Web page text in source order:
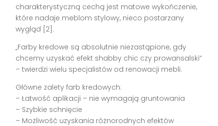
charakterystyczną cechą jest matowe wykończenie,
które nadaje meblom stylowy, nieco postarzany
wygląd [2].
„Farby kredowe są absolutnie niezastąpione, gdy
chcemy uzyskać efekt shabby chic czy prowansalski”
– twierdzi wielu specjalistów od renowacji mebli.
Główne zalety farb kredowych:
– Łatwość aplikacji – nie wymagają gruntowania
– Szybkie schnięcie
– Możliwość uzyskania różnorodnych efektów